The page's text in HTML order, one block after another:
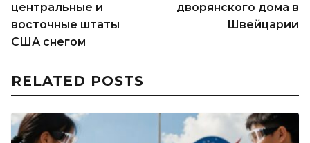
центральные и
восточные штаты
США снегом
дворянского дома в
Швейцарии
RELATED POSTS